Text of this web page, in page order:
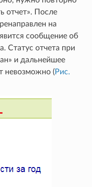
отчет». После
на
сообщение об
Статус отчета при
и дальнейшее
невозможно (Рис.